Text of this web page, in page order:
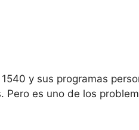
y sus programas
es uno de los